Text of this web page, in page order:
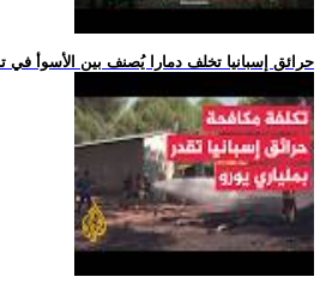
.. حرائق إسبانيا تخلف دمارا يُصنف بين الأسوأ في